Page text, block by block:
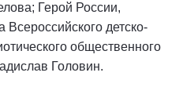
Герой России,
Всероссийского детско-
общественного
Головин.